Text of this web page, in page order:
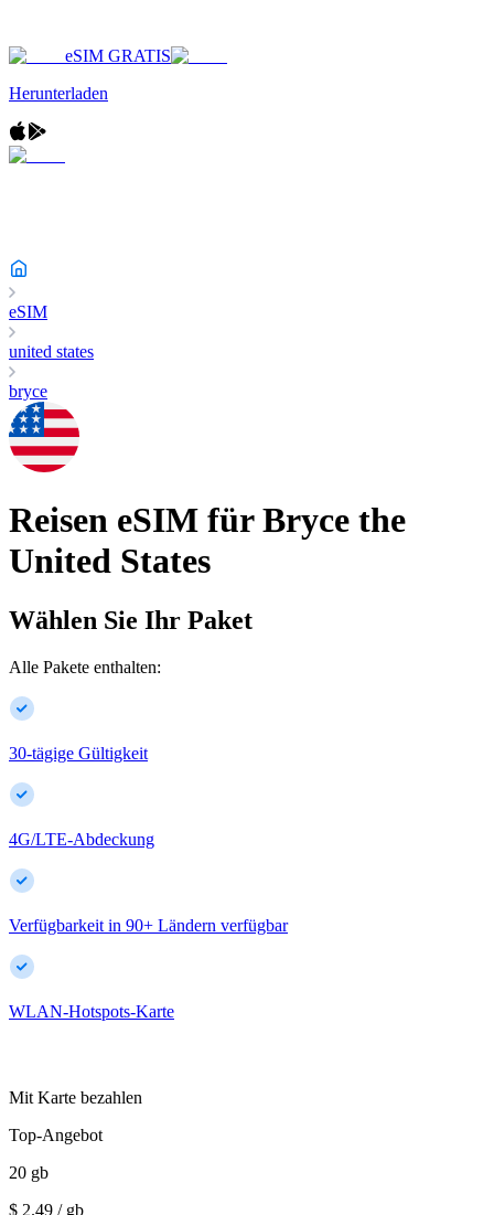
eSIM GRATIS
Herunterladen
eSIM
united states
bryce
Reisen eSIM für Bryce the
United States
Wählen Sie Ihr Paket
Alle Pakete enthalten:
30-tägige Gültigkeit
4G/LTE-Abdeckung
Verfügbarkeit in 90+ Ländern verfügbar
WLAN-Hotspots-Karte
Mit Karte bezahlen
Top-Angebot
20 gb
$ 2.49 / gb